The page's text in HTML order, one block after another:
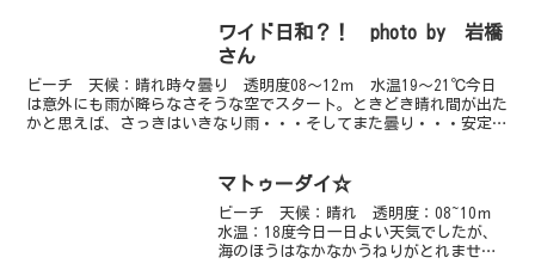
ワイド日和？！ photo by 岩橋
さん
ビーチ 天候：晴れ時々曇り 透明度08～12ｍ 水温19～21℃今日
は意外にも雨が降らなさそうな空でスタート。ときどき晴れ間が出た
かと思えば、さっきはいきなり雨・・・そしてまた曇り・・・安定し
マトゥーダイ☆
ビーチ 天候：晴れ 透明度：08~10ｍ
水温：18度今日一日よい天気でしたが、
海のほうはなかなかうねりがとれませ